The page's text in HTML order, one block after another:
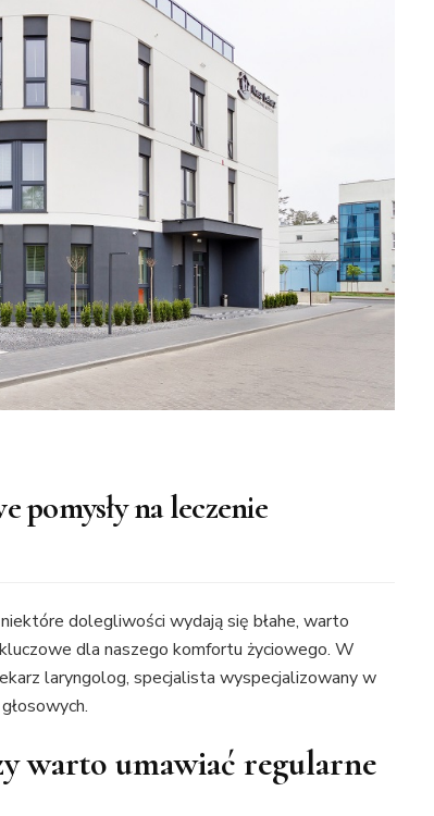
pomysły na leczenie
dolegliwości wydają się błahe, warto
dla naszego komfortu życiowego. W
laryngolog, specjalista wyspecjalizowany w
warto umawiać regularne